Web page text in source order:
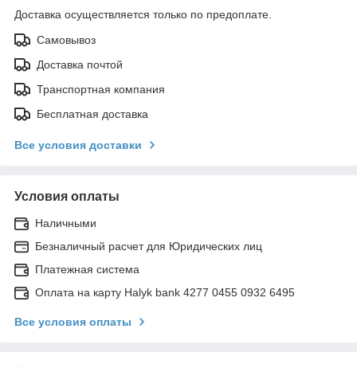
Доставка осуществляется только по предоплате.
Самовывоз
Доставка почтой
Транспортная компания
Бесплатная доставка
Все условия доставки
Условия оплаты
Наличными
Безналичный расчет для Юридических лиц
Платежная система
Оплата на карту Halyk bank 4277 0455 0932 6495
Все условия оплаты